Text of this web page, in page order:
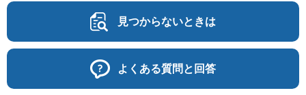
見つからないときは
よくある質問と回答